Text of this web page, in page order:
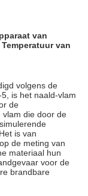
van
van
volgens de
is het naald-vlam
de
vlam die door de
is van
de meting van
materiaal hun
voor de
brandbare